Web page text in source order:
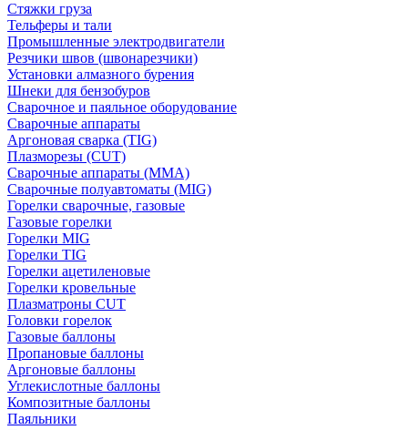
Стяжки груза
Тельферы и тали
Промышленные электродвигатели
Резчики швов (швонарезчики)
Установки алмазного бурения
Шнеки для бензобуров
Сварочное и паяльное оборудование
Сварочные аппараты
Аргоновая сварка (TIG)
Плазморезы (CUT)
Сварочные аппараты (MMA)
Сварочные полуавтоматы (MIG)
Горелки сварочные, газовые
Газовые горелки
Горелки MIG
Горелки TIG
Горелки ацетиленовые
Горелки кровельные
Плазматроны CUT
Головки горелок
Газовые баллоны
Пропановые баллоны
Аргоновые баллоны
Углекислотные баллоны
Композитные баллоны
Паяльники